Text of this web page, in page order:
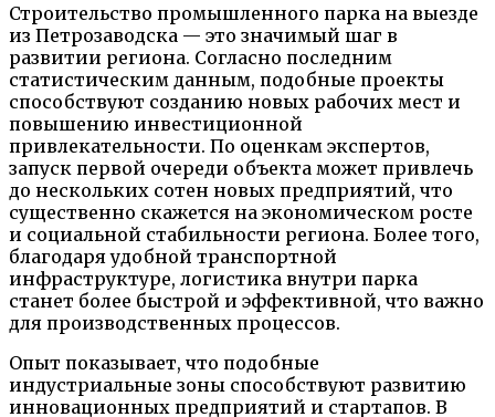
Строительство промышленного парка на выезде
из Петрозаводска — это значимый шаг в
развитии региона. Согласно последним
статистическим данным, подобные проекты
способствуют созданию новых рабочих мест и
повышению инвестиционной
привлекательности. По оценкам экспертов,
запуск первой очереди объекта может привлечь
до нескольких сотен новых предприятий, что
существенно скажется на экономическом росте
и социальной стабильности региона. Более того,
благодаря удобной транспортной
инфраструктуре, логистика внутри парка
станет более быстрой и эффективной, что важно
для производственных процессов.
Опыт показывает, что подобные
индустриальные зоны способствуют развитию
инновационных предприятий и стартапов. В